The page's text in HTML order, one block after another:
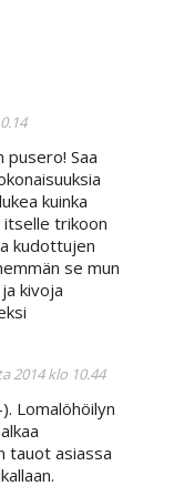
pusero! Saa
kuinka
trikoon
kudottujen
se mun
kivoja
2014 klo 10.44
Lomalöhöilyn
tauot asiassa